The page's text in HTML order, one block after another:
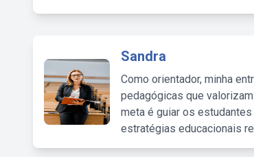
Sandra
Como orientador, minha
pedagógicas que
meta é guiar os
estratégias educacionais